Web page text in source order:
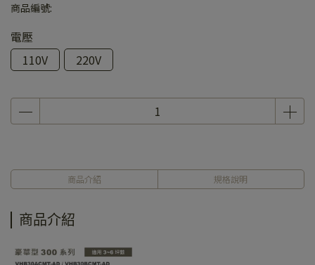
商品編號:
電壓
110V
220V
商品介紹 規格說明
商品介紹